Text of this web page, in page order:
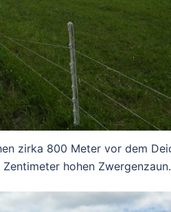
zirka 800 Meter vor dem
hohen Zwergenzaun.